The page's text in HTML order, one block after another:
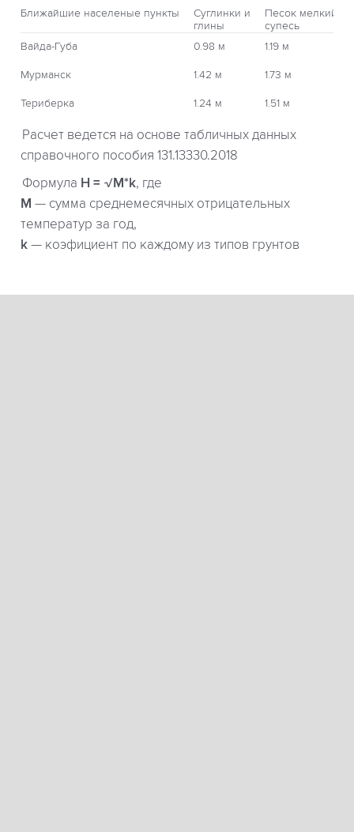
Ближайшие населеные пункты
Суглинки и
глины
Песок мелкий,
супесь
Вайда-Губа
0.98 м 1.19 м
Мурманск 1.42 м 1.73 м
Териберка 1.24 м 1.51 м
Расчет ведется на основе табличных данных
справочного пособия 131.13330.2018
Формула H = √M*k, где
М — сумма среднемесячных отрицательных
температур за год,
k — коэфициент по каждому из типов грунтов